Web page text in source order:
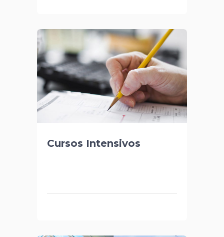
Cursos Intensivos